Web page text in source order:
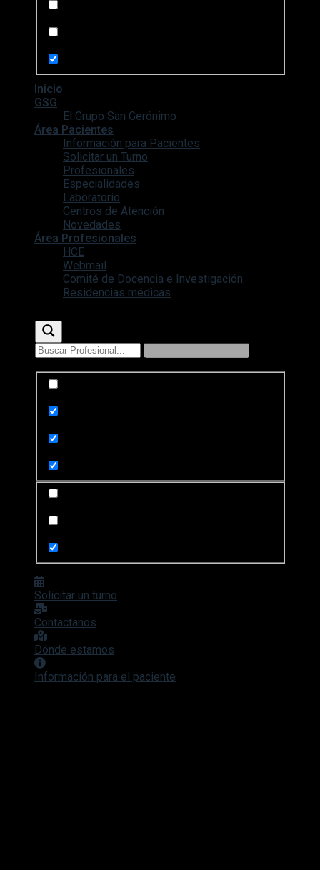
Inicio
GSG
El Grupo San Gerónimo
Área Pacientes
Información para Pacientes
Solicitar un Turno
Profesionales
Especialidades
Laboratorio
Centros de Atención
Novedades
Área Profesionales
HCE
Webmail
Comité de Docencia e Investigación
Residencias médicas
Solicitar un turno
Contactanos
Dónde estamos
Información para el paciente